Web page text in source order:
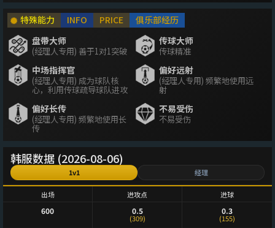
特殊能力 INFO PRICE
俱乐部经历
盘带大师
(经理人专用) 善于1对1突破
传球大师
传球精准
中场指挥官
(经理人专用) 成为球队核
心，利用传球疏导球队进攻
偏好远射
(经理人专用) 频繁地使用远
射
偏好长传
(经理人专用) 频繁地使用长
传
不易受伤
不易受伤
韩服数据 (2026-08-06)
1v1 经理
出场
600
进攻点
0.5
(309)
进球
0.3
(155)